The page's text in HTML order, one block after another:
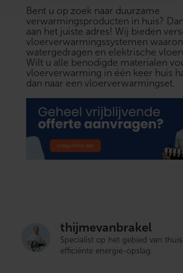
Bent u op zoek naar duurzame
verwarmingsproducten in huis?
aan het juiste adres! Wij bieden
vloerverwarmingssystemen
watergedragen en elektrische
Wilt u alle benodigde materialen
vloerverwarming in één keer huis
dan naar een vloerverwarmingset
thijmevanbrakel
Specialist op het gebied van
efficiënte energie-opslag.